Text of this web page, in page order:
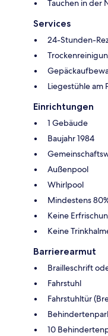
Tauchen in der
Services
24-Stunden-
Liegestühle am
Einrichtungen
1 Gebäude
Baujahr 1984
Außenpool
Whirlpool
Mindestens
Keine
Keine
Barrierearmut
Brailleschrift
Fahrstuhl
Fahrstuhltür
10